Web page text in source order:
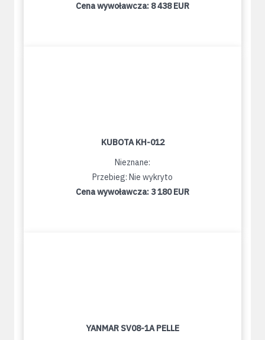
Cena wywoławcza: 8 438 EUR
KUBOTA KH-012
Nieznane:
Przebieg: Nie wykryto
Cena wywoławcza: 3 180 EUR
YANMAR SV08-1A PELLE